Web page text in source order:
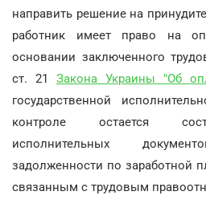
направить решение на
работник имеет право на
основании заключенного
ст. 21 Закона Украины "Об
государственной
контроле остается
исполнительных
задолженности по заработной
связанным с трудовым